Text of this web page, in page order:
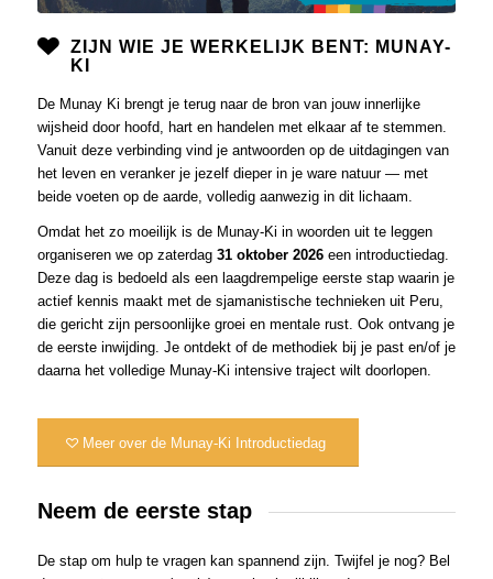
ZIJN WIE JE WERKELIJK BENT: MUNAY-
KI
De Munay Ki brengt je terug naar de bron van jouw innerlijke
wijsheid door hoofd, hart en handelen met elkaar af te stemmen.
Vanuit deze verbinding vind je antwoorden op de uitdagingen van
het leven en veranker je jezelf dieper in je ware natuur — met
beide voeten op de aarde, volledig aanwezig in dit lichaam.
Omdat het zo moeilijk is de Munay-Ki in woorden uit te leggen
organiseren we op zaterdag 31 oktober 2026een introductiedag.
Deze dag is bedoeld als een laagdrempelige eerste stap waarin je
actief kennis maakt met de sjamanistische technieken uit Peru,
die gericht zijn persoonlijke groei en mentale rust. Ook ontvang je
de eerste inwijding. Je ontdekt of de methodiek bij je past en/of je
daarna het volledige Munay-Ki intensive traject wilt doorlopen.
Meer over de Munay-Ki Introductiedag
Neem de eerste stap
De stap om hulp te vragen kan spannend zijn. Twijfel je nog? Bel